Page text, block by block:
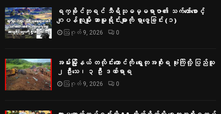
ရက္ခိုင်ဘုရင် သီရိသုဓမ္မရာဇာ၏ သက်တော်စောင့်
ဂျပန်လူမျိုး ဆာမူရိုင်းများကို ရှာဖွေခြင်း (၁)
ဩဂုတ် 9, 2026 0
အမ်းမြို့နယ် တလိုင်းတောင်ကို ရွေးတုအစိုးရ ဗုံးကြဲလို့ ပြည်သူ
၂ ဦးသေ၊ ၃ ဦး ဒဏ်ရာရ
ဩဂုတ် 9, 2026 0